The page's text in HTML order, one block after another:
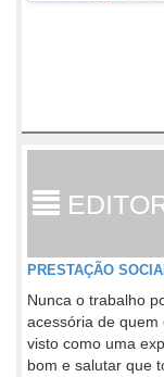
PRESTAÇÃO
Nunca o trabalho
acessória de
visto como uma
bom e salutar que